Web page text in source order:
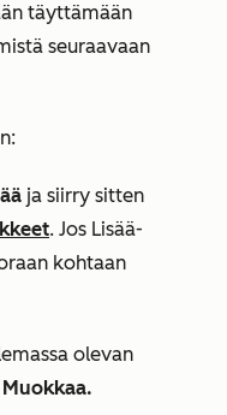
täyttämään
seuraavaan
ja siirry sitten
. Jos Lisää-
kohtaan
olevan
Muokkaa.